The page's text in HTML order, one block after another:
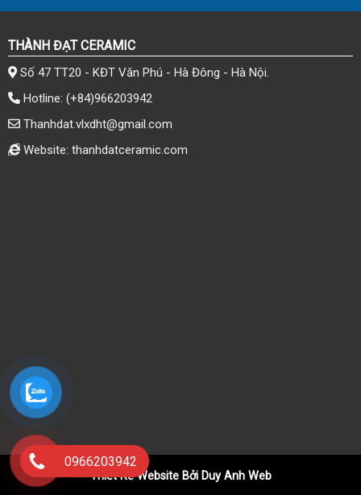
THÀNH ĐẠT CERAMIC
Số 47 TT20 - KĐT Văn Phú - Hà Đông - Hà Nội.
Hotline: (+84)966203942
Thanhdat.vlxdht@gmail.com
Website: thanhdatceramic.com
0966203942
Thiết Kế Website Bởi Duy Anh Web